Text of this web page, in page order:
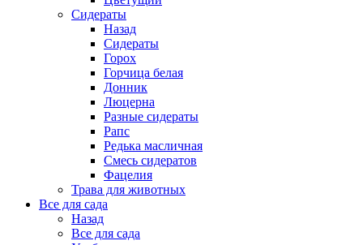
Сидераты
Назад
Сидераты
Горох
Горчица белая
Донник
Люцерна
Разные сидераты
Рапс
Редька масличная
Смесь сидератов
Фацелия
Трава для животных
Все для сада
Назад
Все для сада